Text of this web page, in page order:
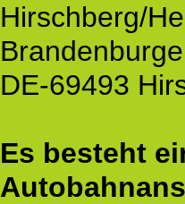
Hirschberg/
DE-69493
Es besteht